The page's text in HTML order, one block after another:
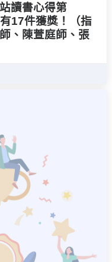
讀書心得第
17件獲獎！（指
、陳萱庭師、張